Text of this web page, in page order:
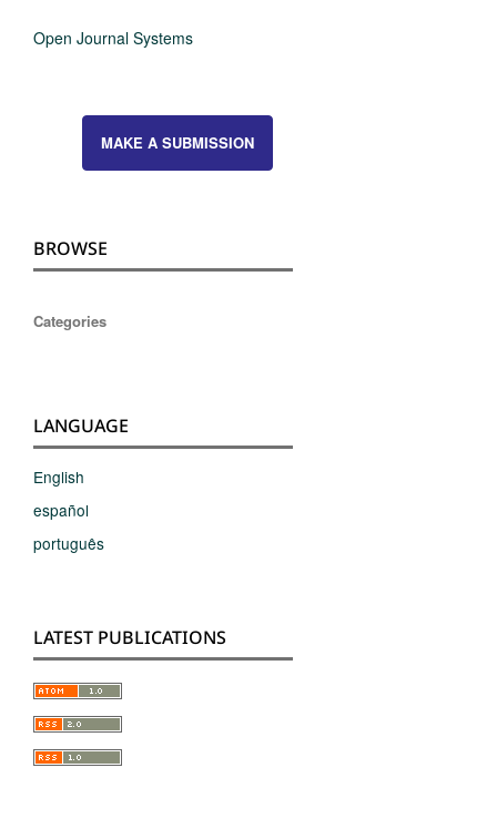
Open Journal Systems
MAKE A SUBMISSION
BROWSE
Categories
LANGUAGE
English
español
português
LATEST PUBLICATIONS